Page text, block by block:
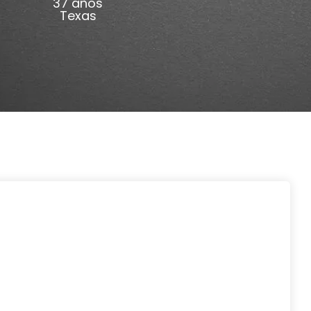
Texas